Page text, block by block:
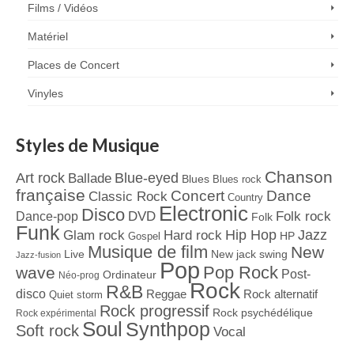
Films / Vidéos
Matériel
Places de Concert
Vinyles
Styles de Musique
Art rock Ballade Blue-eyed Blues Blues rock Chanson
française Classic Rock Concert Country Dance
Dance-pop Disco DVD Electronic Folk Folk rock
Funk Glam rock Gospel Hard rock Hip Hop HP Jazz
Jazz-fusion Live Musique de film New jack swing New
wave Néo-prog Ordinateur Pop Pop Rock Post-
disco Quiet storm R&B Reggae Rock Rock alternatif
Rock expérimental Rock progressif Rock psychédélique
Soft rock Soul Synthpop Vocal